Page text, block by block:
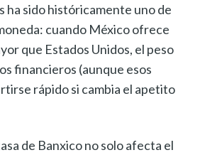
ha sido históricamente uno de
cuando México ofrece
que Estados Unidos, el peso
financieros (aunque esos
rápido si cambia el apetito
de Banxico no solo afecta el